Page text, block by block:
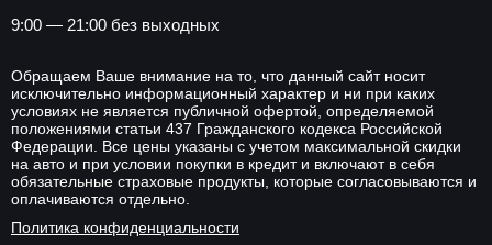
9:00 — 21:00 без выходных
Обращаем Ваше внимание на то, что данный сайт носит
исключительно информационный характер и ни при каких
условиях не является публичной офертой, определяемой
положениями статьи 437 Гражданского кодекса Российской
Федерации. Все цены указаны с учетом максимальной скидки
на авто и при условии покупки в кредит и включают в себя
обязательные страховые продукты, которые согласовываются и
оплачиваются отдельно.
Политика конфиденциальности